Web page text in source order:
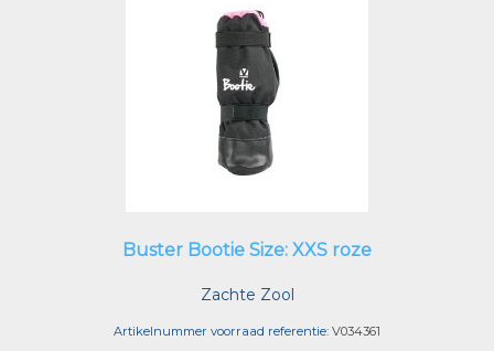
Buster Bootie Size: XXS roze
Zachte Zool
Artikelnummer voorraad referentie: V034361